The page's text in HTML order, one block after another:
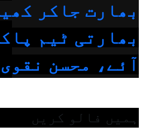
بھارت جاکر
بھارتی ٹیم
آئے، محسن نقوی
ہمیں فالو کریں